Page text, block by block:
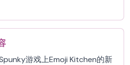
游戏上Emoji Kitchen的新